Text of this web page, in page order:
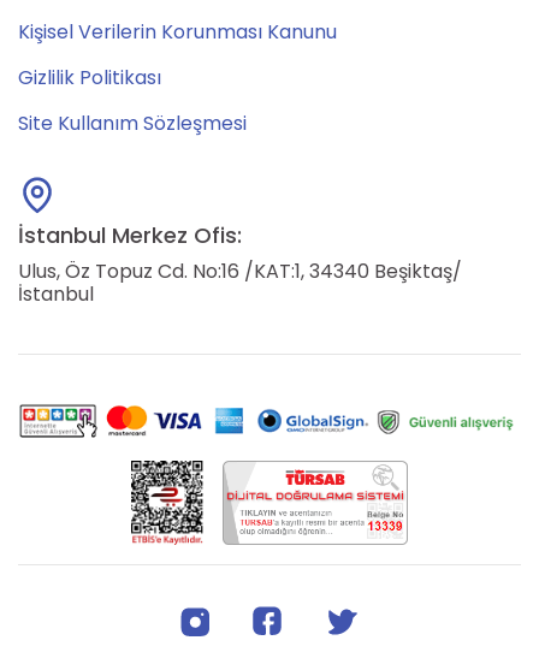
Kişisel Verilerin Korunması Kanunu
Gizlilik Politikası
Site Kullanım Sözleşmesi
İstanbul Merkez Ofis:
Ulus, Öz Topuz Cd. No:16 /KAT:1, 34340 Beşiktaş/
İstanbul